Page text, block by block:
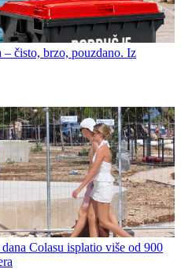
čisto, brzo, pouzdano. Iz
Colasu isplatio više od 900